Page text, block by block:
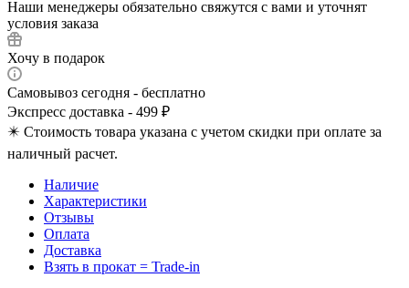
Наши менеджеры обязательно свяжутся с вами и уточнят
условия заказа
Хочу в подарок
Самовывоз сегодня - бесплатно
Экспресс доставка - 499 ₽
✴️ Стоимость товара указана с учетом скидки при оплате за
наличный расчет.
Наличие
Характеристики
Отзывы
Оплата
Доставка
Взять в прокат = Trade-in